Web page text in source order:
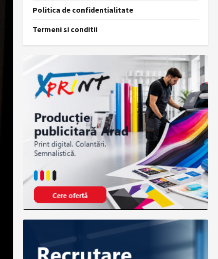
Politica de confidentialitate
Termeni si conditii